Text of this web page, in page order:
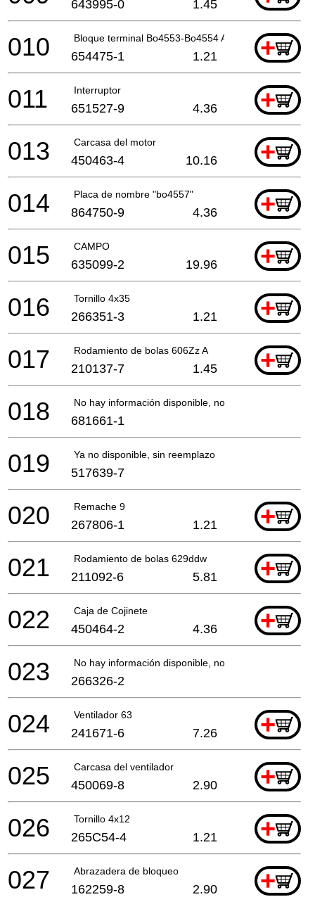
643995-0 1.45
Bloque terminal Bo4553-Bo4554 A +
010 654475-1 1.21
Interruptor +
011 651527-9 4.36
Carcasa del motor +
013 450463-4 10.16
Placa de nombre "bo4557" +
014 864750-9 4.36
CAMPO +
015 635099-2 19.96
Tornillo 4x35 +
016 266351-3 1.21
Rodamiento de bolas 606Zz A +
017 210137-7 1.45
No hay información disponible, no se puede pedir
018 681661-1
Ya no disponible, sin reemplazo
019 517639-7
Remache 9 +
020 267806-1 1.21
Rodamiento de bolas 629ddw +
021 211092-6 5.81
Caja de Cojinete +
022 450464-2 4.36
No hay información disponible, no se puede pedir
023 266326-2
Ventilador 63 +
024 241671-6 7.26
Carcasa del ventilador +
025 450069-8 2.90
Tornillo 4x12 +
026 265C54-4 1.21
Abrazadera de bloqueo +
027 162259-8 2.90